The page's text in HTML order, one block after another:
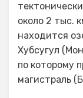
около 2 тыс.
находится
Хубсугул
по которому
магистраль